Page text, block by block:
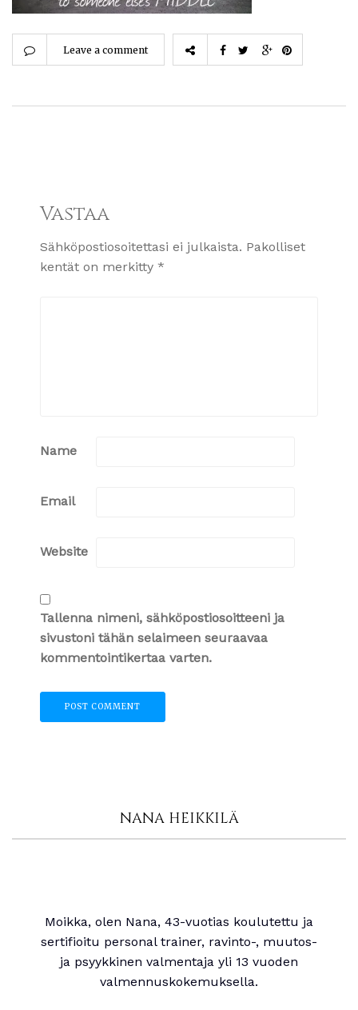
Leave a comment
Vastaa
Sähköpostiosoitettasi ei julkaista. Pakolliset
kentät on merkitty *
Name
Email
Website
Tallenna nimeni, sähköpostiosoitteeni ja
sivustoni tähän selaimeen seuraavaa
kommentointikertaa varten.
NANA HEIKKILÄ
Moikka, olen Nana, 43-vuotias koulutettu ja
sertifioitu personal trainer, ravinto-, muutos-
ja psyykkinen valmentaja yli 13 vuoden
valmennuskokemuksella.